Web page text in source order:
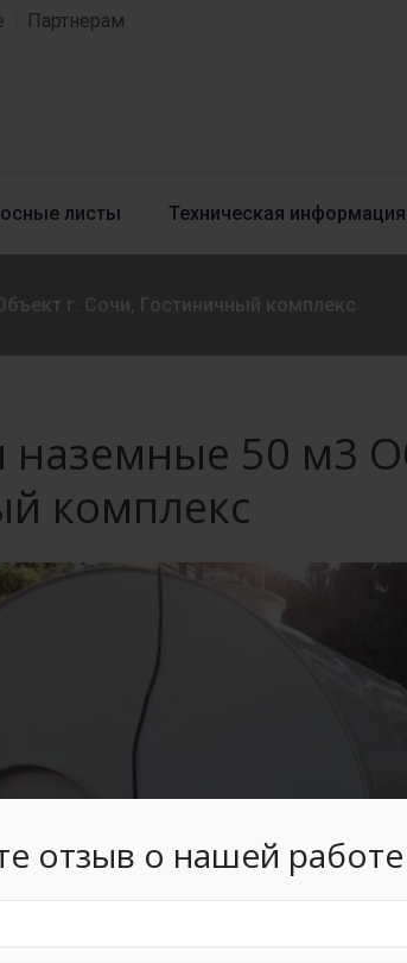
отзыв о нашей работе
Партнерам
листы Техническая информация
г. Сочи, Гостиничный комплекс
наземные 50 м3
комплекс